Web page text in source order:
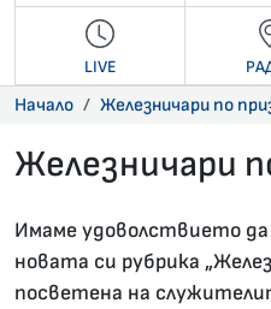
LIVE
Начало Железничари по
Железничари
Имаме удоволствието
новата си рубрика
посветена на